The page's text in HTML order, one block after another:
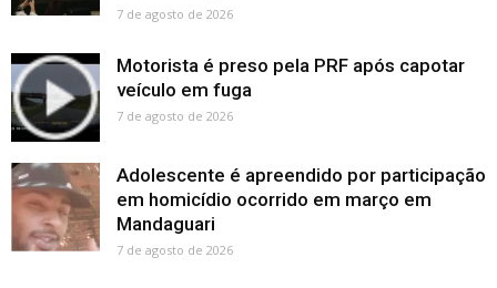
7 de agosto de 2026
Motorista é preso pela PRF após capotar
veículo em fuga
7 de agosto de 2026
Adolescente é apreendido por participação
em homicídio ocorrido em março em
Mandaguari
7 de agosto de 2026